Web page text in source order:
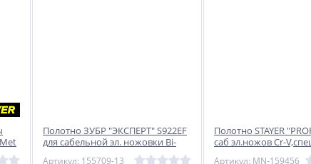
Полотно ЗУБР ″ЭКСПЕРТ″ S922EF
для сабельной эл. ножовки Bi-
Met,тонколист,профил металл,
Артикул: 155709-13
Полотно STAYER
саб эл.ножов Cr-
зубья,быстр грубый
Артикул: MN-159456